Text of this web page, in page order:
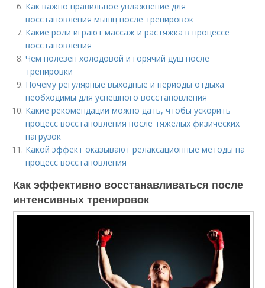
Как важно правильное увлажнение для
восстановления мышц после тренировок
Какие роли играют массаж и растяжка в процессе
восстановления
Чем полезен холодовой и горячий душ после
тренировки
Почему регулярные выходные и периоды отдыха
необходимы для успешного восстановления
Какие рекомендации можно дать, чтобы ускорить
процесс восстановления после тяжелых физических
нагрузок
Какой эффект оказывают релаксационные методы на
процесс восстановления
Как эффективно восстанавливаться после
интенсивных тренировок